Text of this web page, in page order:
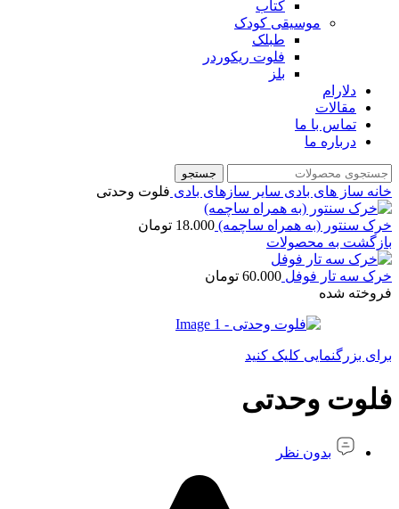
کتاب
موسیقی کودک
طبلک
فلوت ریکوردر
بلز
دلارام
مقالات
تماس با ما
درباره ما
جستجو
خانه ساز های بادی سایر سازهای بادی فلوت وحدتی
خرک سنتور (به همراه ساچمه) 18.000 تومان
بازگشت به محصولات
خرک سه تار فوفل 60.000 تومان
فروخته شده
برای بزرگنمایی کلیک کنید
فلوت وحدتی
بدون نظر